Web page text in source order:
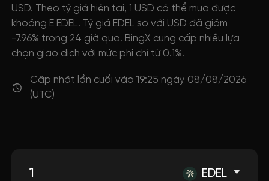
USD. Theo tỷ giá hiện tại, 1 USD có thể mua được
khoảng E EDEL. Tỷ giá EDEL so với USD đã giảm
-7.96% trong 24 giờ qua. BingX cung cấp nhiều lựa
chọn giao dịch với mức phí chỉ từ 0.1%.
Cập nhật lần cuối vào 19:25 ngày 08/08/2026
(UTC)
EDEL